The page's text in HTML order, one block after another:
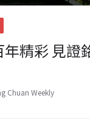
年精彩 見證
Chuan Weekly